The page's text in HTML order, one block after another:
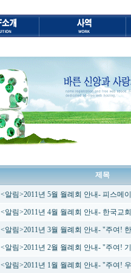
제목
<알림>2011년 5월 월례회 안내- 피스메
<알림>2011년 4월 월례회 안내- 한국교
<알림>2011년 3월 월례회 안내- "주여!
<알림>2011년 2월 월례회 안내- "주여!
<알림>2011년 1월 월례회 안내- "주여!